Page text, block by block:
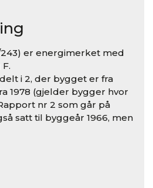
er energimerket med
i 2, der bygget er fra
1978 (gjelder bygger hvor
nr 2 som går på
satt til byggeår 1966, men